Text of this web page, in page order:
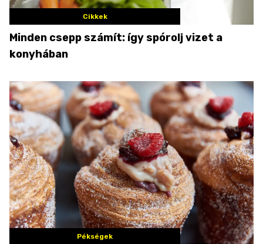
Cikkek
Minden csepp számít: így spórolj vizet a
konyhában
Pékségek